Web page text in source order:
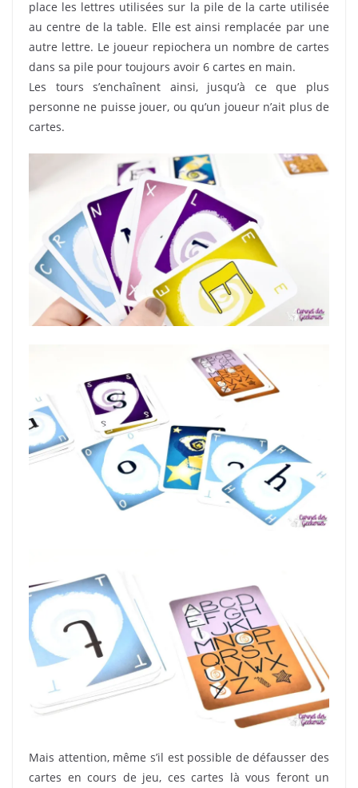
place les lettres utilisées sur la pile de la carte utilisée
au centre de la table. Elle est ainsi remplacée par une
autre lettre. Le joueur repiochera un nombre de cartes
dans sa pile pour toujours avoir 6 cartes en main.
Les tours s’enchaînent ainsi, jusqu’à ce que plus
personne ne puisse jouer, ou qu’un joueur n’ait plus de
cartes.
Mais attention, même s’il est possible de défausser des
cartes en cours de jeu, ces cartes là vous feront un